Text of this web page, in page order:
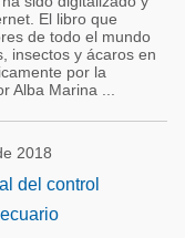
El libro que
de todo el mundo
insectos y ácaros en
por la
Alba Marina ...
2018
del control